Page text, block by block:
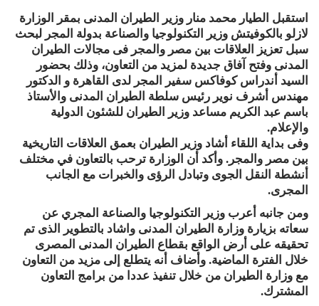
استقبل الطيار محمد منار وزير الطيران المدنى بمقر الوزارة
لازلو بالكوفيتش وزير التكنولوجيا والصناعة بدولة المجر لبحث
سبل تعزيز العلاقات بين مصر والمجر فى مجالات الطيران
المدنى وفتح آفاق جديدة لمزيد من التعاون، وذلك بحضور
السيد أندراس كوفاكس سفير المجر لدى القاهرة و الدكتور
مهندس أشرف نوير رئيس سلطة الطيران المدنى والأستاذ
باسم عبد الكريم مساعد وزير الطيران للشئون الدولية
والإعلام.
وفى بداية اللقاء أشاد وزير الطيران بعمق العلاقات التاريخية
بين مصر والمجر. وأكد أن الوزارة ترحب بالتعاون في مختلف
أنشطة النقل الجوى وتبادل الرؤى والخبرات مع الجانب
المجرى.
ومن جانبه أعرب وزير التكنولوجيا والصناعة المجري عن
سعاته بزيارة وزارة الطيران المدنى واشاد بالتطوير الذى تم
تحقيقه على أرض الواقع بقطاع الطيران المدنى المصرى
خلال الفترة الماضية. وأضاف أنه يتطلع إلى مزيد من التعاون
مع وزارة الطيران من خلال تنفيذ عددا من برامج التعاون
المشترك.